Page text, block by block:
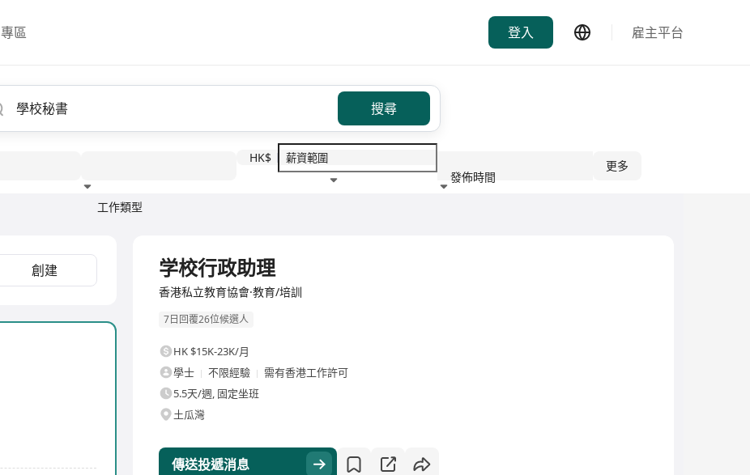
專區 登入 雇主平台
搜尋
工作類型
HK$
發佈時間
更多
創建 学校行政助理
香港私立教育協會·教育/培訓
7日回覆26位候選人
HK $15K-23K/月
學士
不限經驗
需有香港工作許可
5.5天/週, 固定坐班
土瓜灣
傳送投遞消息